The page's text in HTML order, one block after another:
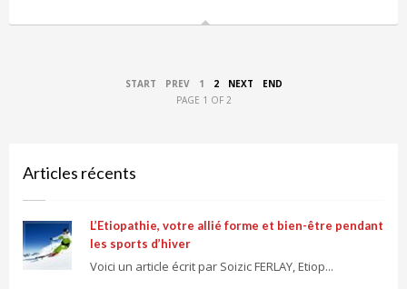
START PREV 1 2 NEXT
END
PAGE 1 OF 2
Articles récents
L’Etiopathie, votre allié forme et bien-être pendant
les sports d’hiver
Voici un article écrit par Soizic FERLAY, Etiop...